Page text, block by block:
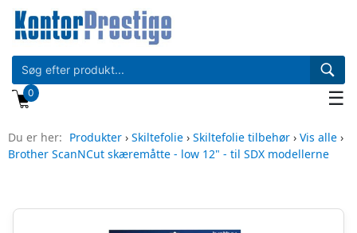
0 ☰
Du er her: Produkter › Skiltefolie › Skiltefolie tilbehør › Vis alle ›
Brother ScanNCut skæremåtte - low 12" - til SDX modellerne